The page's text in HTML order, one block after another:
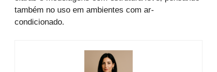
também no uso em ambientes com ar-
condicionado.